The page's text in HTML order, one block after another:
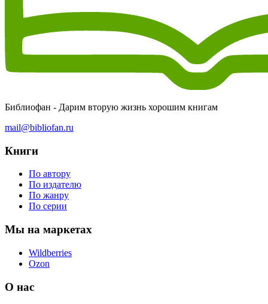
Библиофан - Дарим вторую жизнь хорошим книгам
mail@bibliofan.ru
Книги
По автору
По издателю
По жанру
По серии
Мы на маркетах
Wildberries
Ozon
О нас